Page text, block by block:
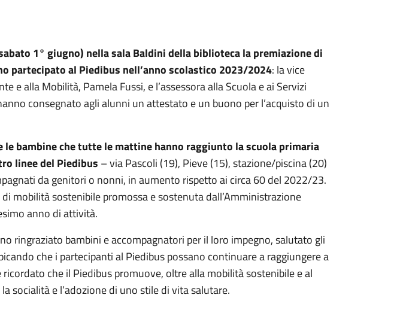
1° giugno) nella sala Baldini della biblioteca la premiazione di
partecipato al Piedibus nell’anno scolastico 2023/2024: la vice
e alla Mobilità, Pamela Fussi, e l’assessora alla Scuola e ai Servizi
consegnato agli alunni un attestato e un buono per l’acquisto di un
le bambine che tutte le mattine hanno raggiunto la scuola primaria
linee del Piedibus – via Pascoli (19), Pieve (15), stazione/piscina (20)
da genitori o nonni, in aumento rispetto ai circa 60 del 2022/23.
mobilità sostenibile promossa e sostenuta dall’Amministrazione
anno di attività.
ringraziato bambini e accompagnatori per il loro impegno, salutato gli
che i partecipanti al Piedibus possano continuare a raggiungere a
che il Piedibus promuove, oltre alla mobilità sostenibile e al
socialità e l’adozione di uno stile di vita salutare.